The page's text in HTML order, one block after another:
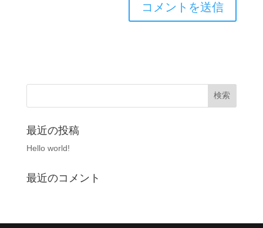
最近の投稿
Hello world!
最近のコメント